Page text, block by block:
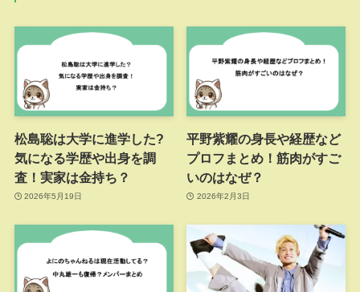
松島聡は大学に進学した?
気になる学歴や出身を調
査！実家は金持ち？
2026年5月19日
平野紫耀の身長や経歴など
プロフまとめ！筋肉がすご
いのはなぜ？
2026年2月3日